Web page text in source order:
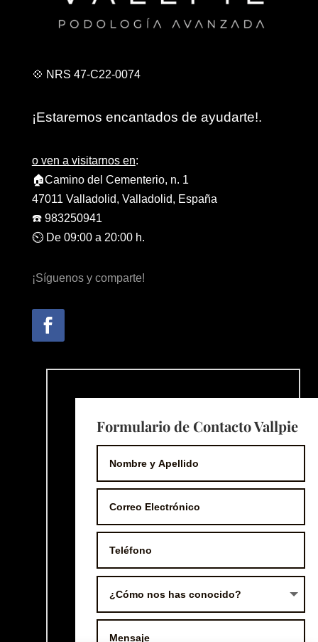
💠 NRS 47-C22-0074
¡Estaremos encantados de ayudarte!.
o ven a visitarnos en:
🏠Camino del Cementerio, n. 1
47011 Valladolid, Valladolid, España
☎️ 983250941
⏲️ De 09:00 a 20:00 h.
¡Síguenos y comparte!
Formulario de Contacto Vallpie